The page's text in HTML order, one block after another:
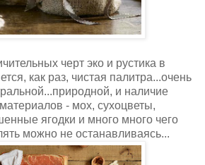
черт эко и рустика в
как раз, чистая палитра...очень
и наличие
- мох, сухоцветы,
ягодки и много много чего
можно не останавливаясь...